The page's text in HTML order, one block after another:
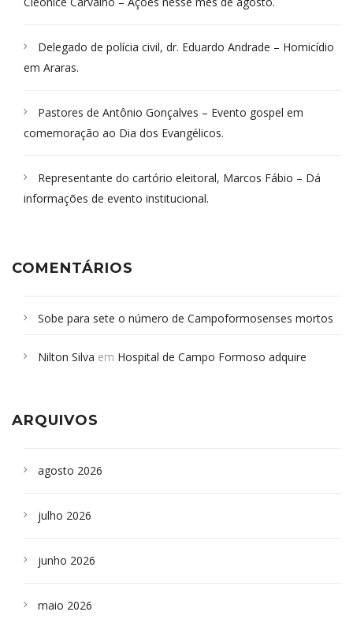
Delegado de polícia civil, dr. Eduardo Andrade – Homicídio
em Araras.
Pastores de Antônio Gonçalves – Evento gospel em
comemoração ao Dia dos Evangélicos.
Representante do cartório eleitoral, Marcos Fábio – Dá
informações de evento institucional.
COMENTÁRIOS
Sobe para sete o número de Campoformosenses mortos
Campoformosenses que morreram em desabamentos são
Nilton Silva em Hospital de Campo Formoso adquire
ARQUIVOS
agosto 2026
julho 2026
junho 2026
maio 2026